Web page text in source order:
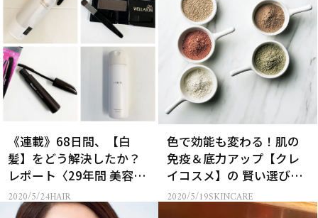
《連載》68日間、【白
髪】をどう解決したか？
レポート〈29年間 美容エ
ディターのコラム〉
2020/5/24HAIR
色で効能も変わる！肌の
免疫＆底力アップ【クレ
イコスメ】の 賢い選び方
＆使い方
2020/5/19SKINCARE